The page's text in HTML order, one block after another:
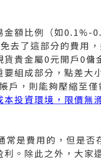
金額比例（如0.1%-
去了這部分的費用
貴金屬0元開戶0傭
組成部分，點差大
戶，則能夠壓縮至
投資環境，限價無
是費用的，但是否
。除此之外，大家